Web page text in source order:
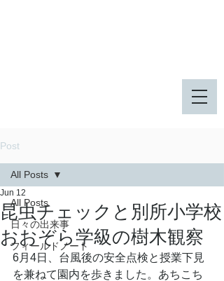
Post
All Posts
日々の出来事
フィールドノート
All Posts
昆虫チェックと別所小学校
おおぞら学級の樹木観察
Jun 12
6月4日、台風後の安全点検と授業下見
を兼ねて園内を歩きました。あちこち